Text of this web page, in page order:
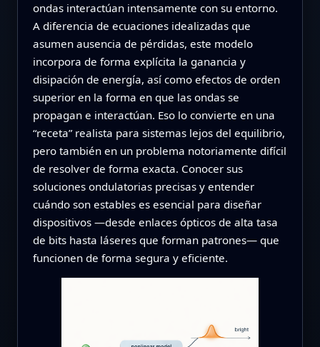
ondas interactúan intensamente con su entorno.
A diferencia de ecuaciones idealizadas que
asumen ausencia de pérdidas, este modelo
incorpora de forma explícita la ganancia y
disipación de energía, así como efectos de orden
superior en la forma en que las ondas se
propagan e interactúan. Eso lo convierte en una
“receta” realista para sistemas lejos del equilibrio,
pero también en un problema notoriamente difícil
de resolver de forma exacta. Conocer sus
soluciones ondulatorias precisas y entender
cuándo son estables es esencial para diseñar
dispositivos —desde enlaces ópticos de alta tasa
de bits hasta láseres que forman patrones— que
funcionen de forma segura y eficiente.